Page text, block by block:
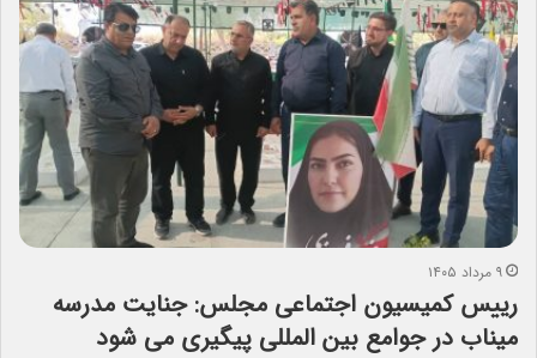
۹ مرداد ۱۴۰۵
رییس کمیسیون اجتماعی مجلس: جنایت مدرسه
میناب در جوامع بین المللی پیگیری می شود